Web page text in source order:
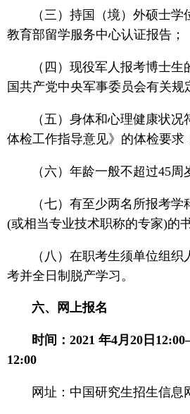
（三）持国（境）外硕士
教育部留学服务中心认证报告；
（四）现役军人报考博士
国共产党中央军事委员会有关规
（五）身体和心理健康状
体检工作指导意见》的体检要求
（六）年龄一般不超过45周
（七）有至少两名所报考
(或相当专业技术职称的专家)的
（八）在职考生须单位组
考并全日制脱产学习。
六、网上报名
时间：2021 年4月20日
12:00
网址：中国研究生招生信息